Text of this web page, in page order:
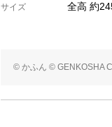
サイズ 全高 約
© かふん © GENKOSHA